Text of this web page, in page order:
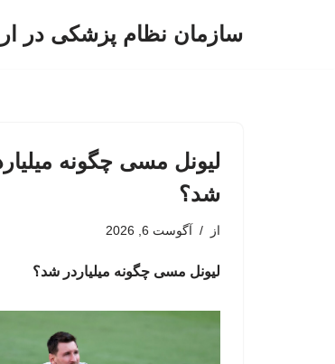
سازمان نظام پزشکی در
لیونل مسی چگونه
شد؟
از آگوست 6, 2026
لیونل مسی چگونه میلیاردر شد؟